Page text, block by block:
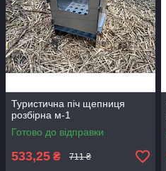
Туристична піч щепниця
розбірна м-1
Готово до відправки
533,25 ₴ 711 ₴